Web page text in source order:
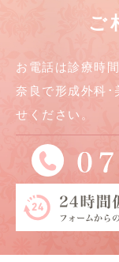
ご
お電話は診療時
奈良で形成外科･
せください。